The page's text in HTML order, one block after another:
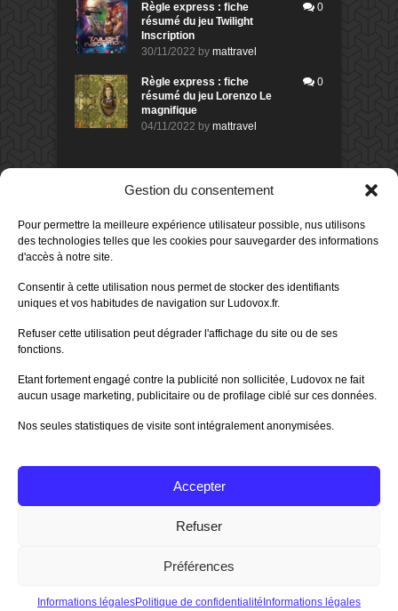
Gestion du consentement
Pour permettre la meilleure expérience utilisateur possible, nus utilisons
des technologies telles que les cookies pour sauvegarder des informations
d'accès à notre site.
Consentir à cette utilisation nous permet de stocker des identifiants
uniques et vos habitudes de navigation sur Ludovox.fr.
Refuser cette utilisation peut dégrader l'affichage du site ou de ses
fonctions.
Etant fortement engagé contre la publicité non sollicitée, Ludovox ne fait
aucun usage marketing, publicitaire ou de profilage ciblé sur ces données.
Nos seules statistiques de visite sont intégralement anonymisées.
Accepter
Refuser
Préférences
Informations légalesPolitique de confidentialité Informations légales
Règle express : fiche
résumé du jeu Twilight
Inscription
30/11/2022 by mattravel
0
Règle express : fiche
résumé du jeu Lorenzo Le
magnifique
04/11/2022 by mattravel
0
DERNIERS AVIS DES MEMBRES
Avis de morlockbob
Sur le jeu Collect!
il y a 1 heure
Avis demorlockbob
Sur le jeu Detective Box - Ciao
Publié leil y a 1 jour
80%
Sur le jeu Detective Box - Ciao
Bella
Nos Partenaires| Fat Media © 2013 All
Politique de confidentialité | CGU App Ludovox